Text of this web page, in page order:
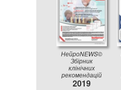
НейроNEWS©
Збірник
клінічних
рекомендацій
2019